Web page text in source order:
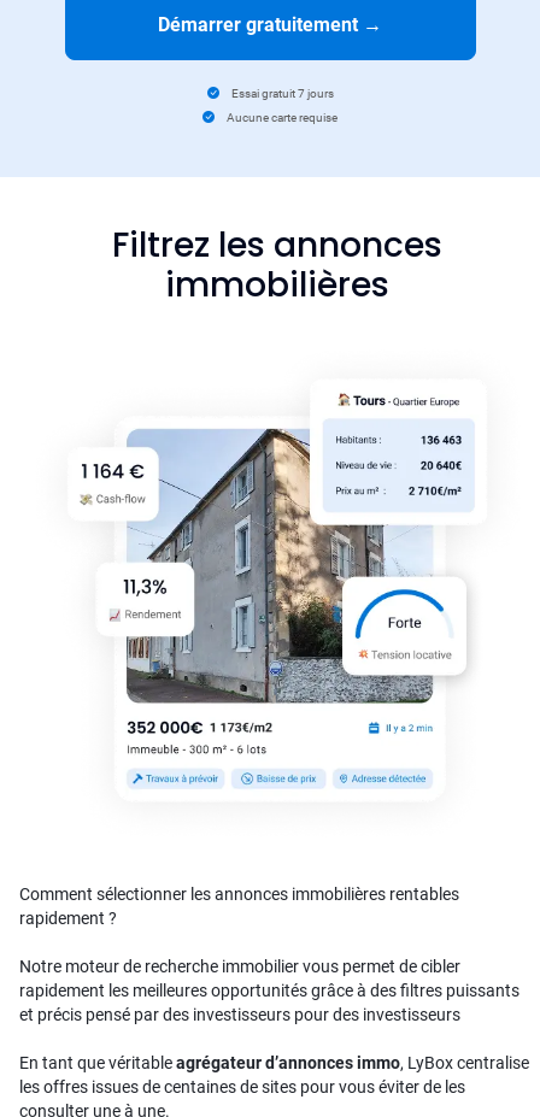
Démarrer gratuitement →
Essai gratuit 7 jours
Aucune carte requise
Filtrez les annonces
immobilières
Comment sélectionner les annonces immobilières rentables
rapidement ?
Notre moteur de recherche immobilier vous permet de cibler
rapidement les meilleures opportunités grâce à des filtres puissants
et précis pensé par des investisseurs pour des investisseurs
En tant que véritableagrégateur d’annonces immo, LyBox centralise
les offres issues de centaines de sites pour vous éviter de les
consulter une à une.